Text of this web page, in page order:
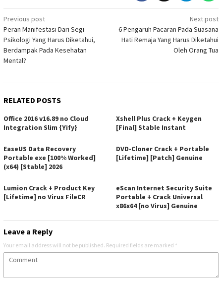
Post
navigation
Previous post
Peran Manifestasi Dari Segi
Psikologi Yang Harus Diketahui,
Berdampak Pada Kesehatan
Mental?
Next post
6 Pengaruh Pacaran Pada Suasana
Hati Remaja Yang Harus Diketahui
Oleh Orang Tua
RELATED POSTS
Office 2016 v16.89 no Cloud
Integration Slim {Yify}
Xshell Plus Crack + Keygen
[Final] Stable Instant
EaseUS Data Recovery
Portable exe [100% Worked]
(x64) [Stable] 2026
DVD-Cloner Crack + Portable
[Lifetime] [Patch] Genuine
Lumion Crack + Product Key
[Lifetime] no Virus FileCR
eScan Internet Security Suite
Portable + Crack Universal
x86x64 [no Virus] Genuine
Leave a Reply
Your email address will not be published. Required fields are marked *